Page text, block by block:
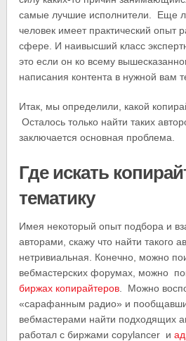
самые лучшие исполнители. Еще
человек имеет практический опыт
сфере. И наивысший класс
это если он ко всему
написания контента в нужной вам
Итак, мы определили, какой
Осталось только найти таких
заключается основная проблема.
Где искать
тематику
Имея некоторый опыт подбора и
авторами, скажу что найти такого
нетривиальная. Конечно, можно
вебмастерских форумах, можно
биржах копирайтеров . Можно
«сарафанным радио» и
вебмастерами найти подходящих
работал с биржами copylancer и